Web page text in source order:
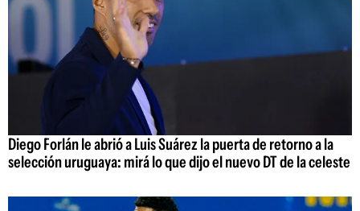
Diego Forlán le abrió a Luis Suárez la puerta de retorno a la
selección uruguaya: mirá lo que dijo el nuevo DT de la celeste